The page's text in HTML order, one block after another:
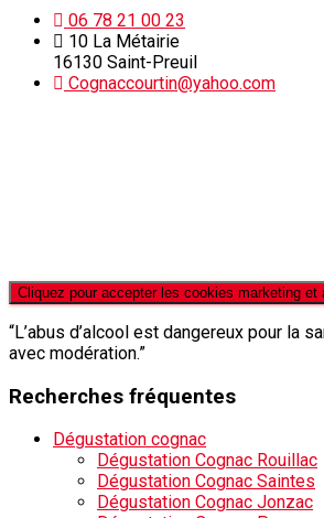
06 78 21 00 23
10 La Métairie
16130 Saint-Preuil
Cognaccourtin@yahoo.com
Cliquez pour accepter les cookies marketing et
“L’abus d’alcool est dangereux pour la
avec modération.”
Recherches fréquentes
Dégustation cognac
Dégustation Cognac Rouillac
Dégustation Cognac Saintes
Dégustation Cognac Jonzac